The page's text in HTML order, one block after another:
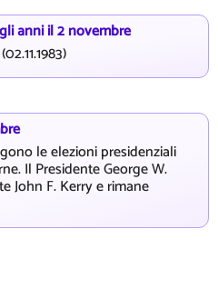
anni il 2 novembre
(02.11.1983)
le elezioni presidenziali
Il Presidente George W.
John F. Kerry e rimane